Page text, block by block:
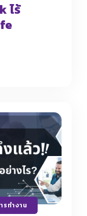
ไร้
รทำงาน